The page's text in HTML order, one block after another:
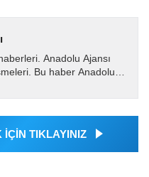
Anadolu Ajansı
Bu haber Anadolu
İÇİN TIKLAYINIZ